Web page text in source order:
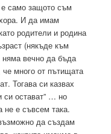
е само защото съм
И да имам
родители и родина
(някъде към
няма вечно да бъда
много от пътищата
Тогава си казвах
си остават” … но
не е съвсем така.
да създам